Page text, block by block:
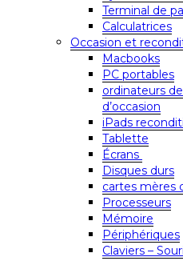
Terminal de
Calculatrices
Occasion et
Macbooks
PC portables
ordinateurs
d’occasion
iPads
Tablette
Écrans
Disques durs
cartes mères
Processeurs
Mémoire
Périphériques
Claviers –